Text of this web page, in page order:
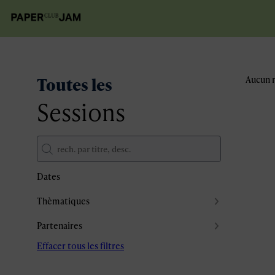
Toutes les
Sessions
Dates
Thèmatiques
Partenaires
Effacer tous les filtres
Aucun